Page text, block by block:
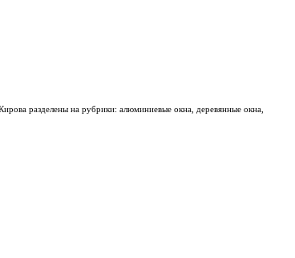
разделены на рубрики: алюминиевые окна, деревянные окна,